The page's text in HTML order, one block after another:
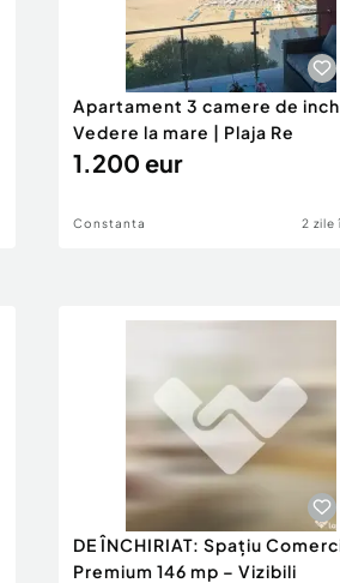
Apartament 3 camere de
Vedere la mare | Plaja Re
1.200 eur
Constanta 2 zile
DE ÎNCHIRIAT: Spațiu
Premium 146 mp – Vizibili